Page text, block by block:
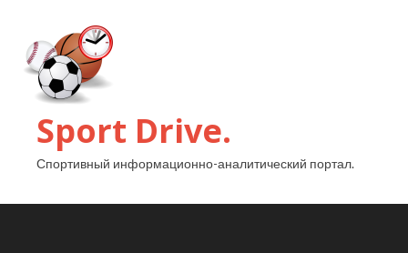
Sport Drive.
Спортивный информационно-аналитический портал.